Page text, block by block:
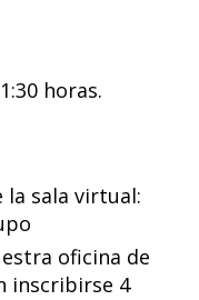
horas.
la sala virtual:
oficina de
inscribirse 4